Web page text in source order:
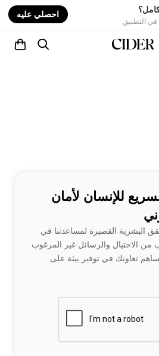
احصلي عليه
للإنسان لأمان
البشرية القصيرة لمساعدتنا في
من الاحتيال والرسائل غير المرغوب
تعاونك في توفير بيئة على